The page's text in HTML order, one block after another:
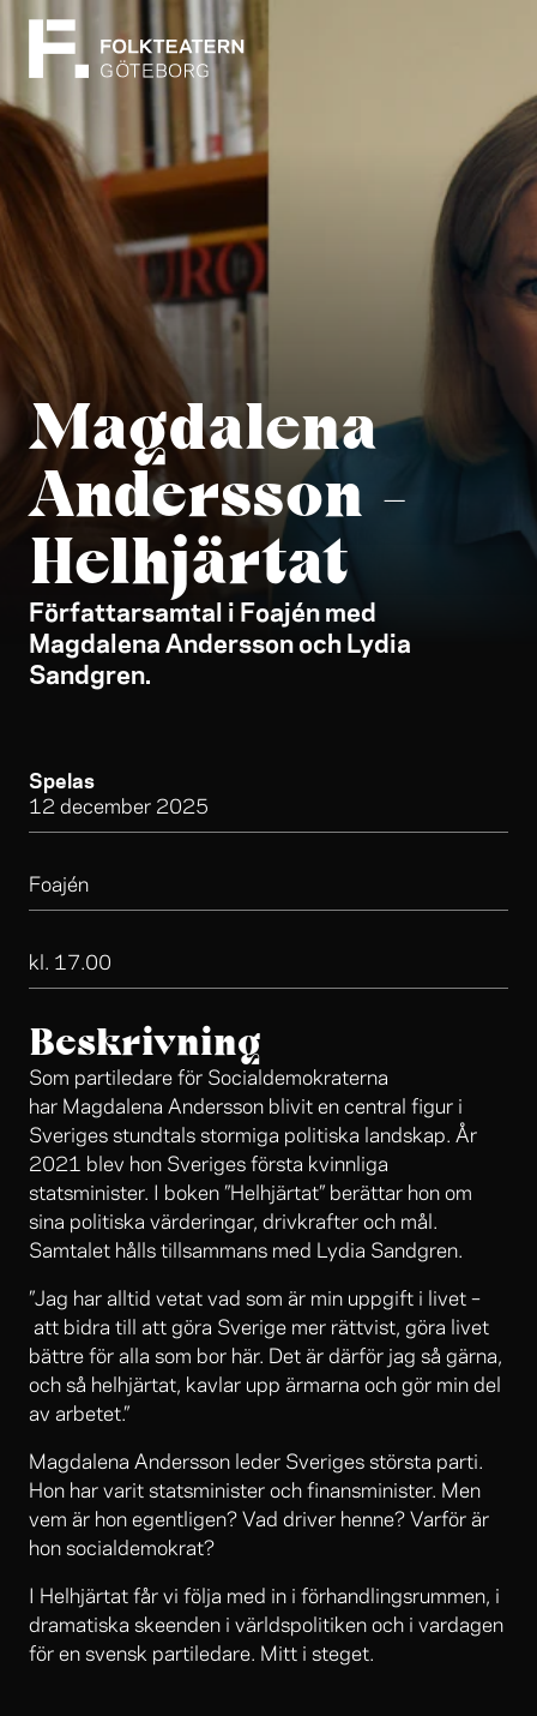
Magdalena
Andersson -
Helhjärtat
Författarsamtal i Foajén med
Magdalena Andersson och Lydia
Sandgren.
Spelas
12 december 2025
Foajén
kl. 17.00
Beskrivning
Som partiledare för Socialdemokraterna
har Magdalena Andersson blivit en central figur i
Sveriges stundtals stormiga politiska landskap. År
2021 blev hon Sveriges första kvinnliga
statsminister. I boken ”Helhjärtat” berättar hon om
sina politiska värderingar, drivkrafter och mål.
Samtalet hålls tillsammans med Lydia Sandgren.
”Jag har alltid vetat vad som är min uppgift i livet –
att bidra till att göra Sverige mer rättvist, göra livet
bättre för alla som bor här. Det är därför jag så gärna,
och så helhjärtat, kavlar upp ärmarna och gör min del
av arbetet.”
Magdalena Andersson leder Sveriges största parti.
Hon har varit statsminister och finansminister. Men
vem är hon egentligen? Vad driver henne? Varför är
hon socialdemokrat?
I Helhjärtat får vi följa med in i förhandlingsrummen, i
dramatiska skeenden i världspolitiken och i vardagen
för en svensk partiledare. Mitt i steget.